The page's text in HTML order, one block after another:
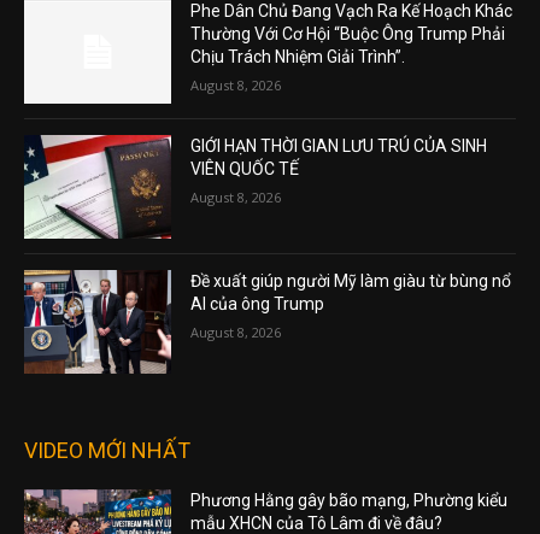
Phe Dân Chủ Đang Vạch Ra Kế Hoạch Khác
Thường Với Cơ Hội “Buộc Ông Trump Phải
Chịu Trách Nhiệm Giải Trình”.
August 8, 2026
GIỚI HẠN THỜI GIAN LƯU TRÚ CỦA SINH
VIÊN QUỐC TẾ
August 8, 2026
Đề xuất giúp người Mỹ làm giàu từ bùng nổ
AI của ông Trump
August 8, 2026
VIDEO MỚI NHẤT
Phương Hằng gây bão mạng, Phường kiểu
mẫu XHCN của Tô Lâm đi về đâu?